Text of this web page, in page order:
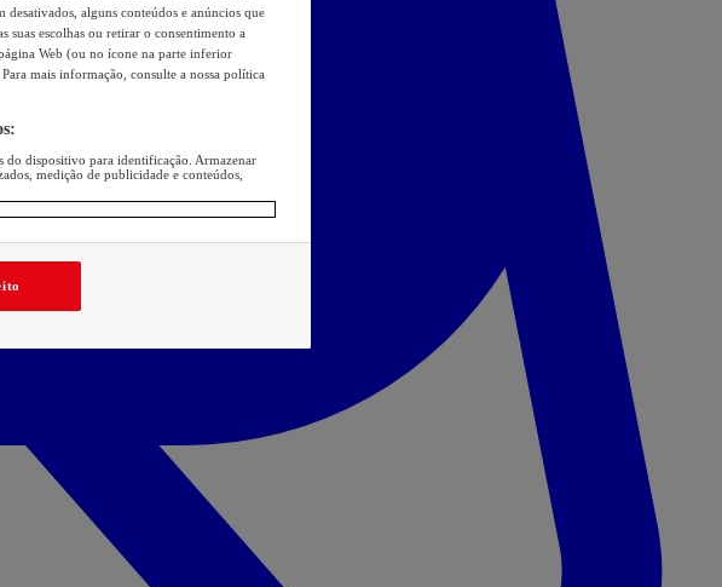
desativados, alguns conteúdos e anúncios que
suas escolhas ou retirar o consentimento a
Web (ou no ícone na parte inferior
mais informação, consulte a nossa política
do dispositivo para identificação. Armazenar
medição de publicidade e conteúdos,